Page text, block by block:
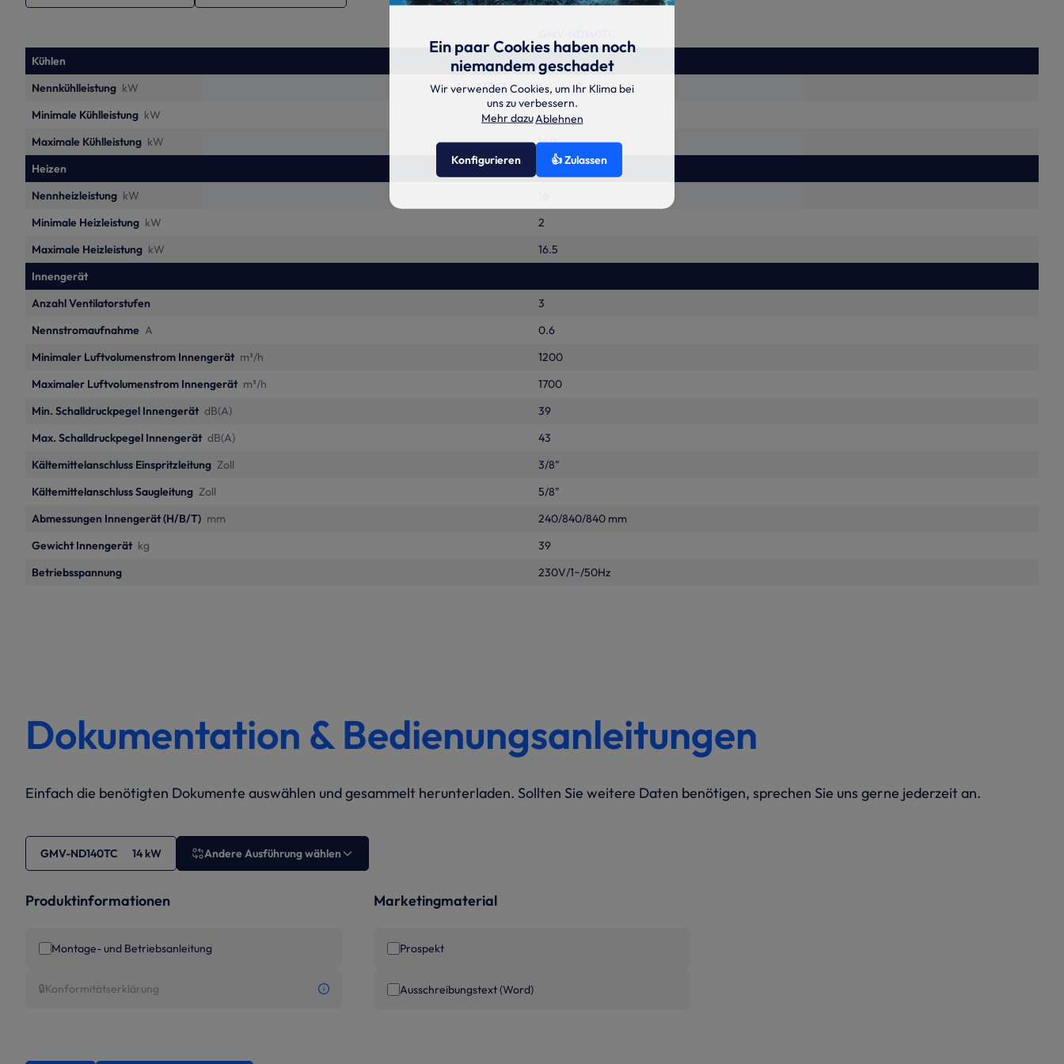
Kühlen
Nennkühlleistung kW
14
Minimale Kühlleistung kW
2
Maximale Kühlleistung kW
14.9
Heizen
Nennheizleistung kW
Minimale Heizleistung kW
2
Maximale Heizleistung kW
16.5
Innengerät
Anzahl Ventilatorstufen
3
Nennstromaufnahme A
0.6
Minimaler Luftvolumenstrom Innengerät m³/h
1200
Maximaler Luftvolumenstrom Innengerät m³/h
1700
Min. Schalldruckpegel Innengerät dB(A)
39
Max. Schalldruckpegel Innengerät dB(A)
43
Kältemittelanschluss Einspritzleitung Zoll
3/8"
Kältemittelanschluss Saugleitung Zoll
5/8"
Abmessungen Innengerät (H/B/T) mm
240/840/840 mm
Gewicht Innengerät kg
39
Betriebsspannung
230V/1~/50Hz
Dokumentation & Bedienungsanleitungen
Einfach die benötigten Dokumente auswählen und gesammelt herunterladen. Sollten Sie weitere Daten benötigen, sprechen Sie uns gerne jederzeit an.
GMV-ND140TC 14 kW Andere Ausführung wählen
Produktinformationen
Montage- und Betriebsanleitung
🔒Konformitätserklärung
Marketingmaterial
Prospekt
Ausschreibungstext (Word)
Ein paar Cookies haben noch
niemandem geschadet
Wir verwenden Cookies, um Ihr Klima bei
uns zu verbessern.
Mehr dazuAblehnen
Konfigurieren 👍 Zulassen